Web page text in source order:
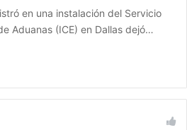
en una instalación del Servicio
Aduanas (ICE) en Dallas dejó…